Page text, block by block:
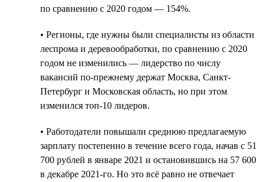
по сравнению с 2020 годом — 154%.
• Регионы, где нужны были специалисты из области
леспрома и деревообработки, по сравнению с 2020
годом не изменились — лидерство по числу
вакансий по-прежнему держат Москва, Санкт-
Петербург и Московская область, но при этом
изменился топ-10 лидеров.
• Работодатели повышали среднюю предлагаемую
зарплату постепенно в течение всего года, начав с 51
700 рублей в январе 2021 и остановившись на 57 600
в декабре 2021-го. Но это всё равно не отвечает